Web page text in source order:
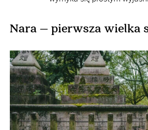
Nara – pierwsza wielka